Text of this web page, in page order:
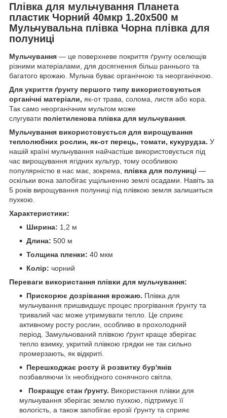
Плівка для мульчування Планета
пластик Чорний 40мкр 1.20х500 м
Мульчувальна плівка Чорна плівка для
полуниці
Мульчування — це поверхневе покриття ґрунту оселющів
різними матеріалами, для досягнення більш раннього та
багатого врожаю. Мульча буває органічною та неорганічною.
Для укриття ґрунту першого типу використовуються
органічні матеріали, як-от трава, солома, листя або кора.
Так само неорганічним мультом може
слугувати поліетиленова плівка для мульчування.
Мульчування використовується для вирощування
теплолюбних рослин, як-от перець, томати, кукурудза. У
нашій країні мульчування найчастіше використовується під
час вирощування ягідних культур, тому особливою
популярністю в нас має, зокрема, плівка для полуниці —
оскільки вона запобігає ущільненню землі осадами. Навіть за
5 років вирощування полуниці під плівкою земля залишиться
пухкою.
Характеристики:
Ширина: 1,2 м
Длина: 500 м
Толщина пленки: 40 мкм
Колір: чорний
Переваги використання плівки для мульчування:
Прискорює дозрівання врожаю. Плівка для
мульчування пришвидшує процес прогрівання ґрунту та
тривалий час може утримувати тепло. Це сприяє
активному росту рослин, особливо в прохолодний
період. Замульчований плівкою ґрунт краще зберігає
тепло взимку, укритий плівкою грядки не так сильно
промерзають, як відкриті.
Перешкоджає росту й розвитку бур'янів
позбавляючи їх необхідного сонячного світла.
Покращує стан ґрунту. Використання плівки для
мульчування зберігає землю пухкою, підтримує її
вологість, а також запобігає ерозії ґрунту та сприяє